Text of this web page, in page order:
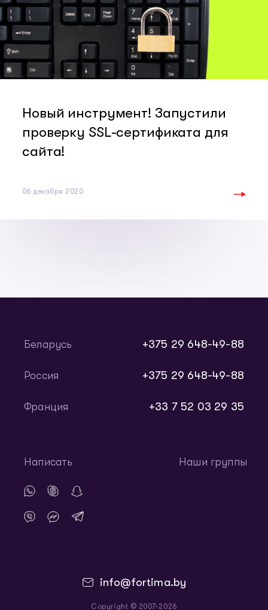
Новый инструмент! Запустили
проверку SSL-сертификата для
сайта!
06 декабря 2020
info@fortima.by
Copyright © 2007-2026
Беларусь +375 29 648-49-88
Россия +375 29 648-49-88
Франция +33 7 52 03 29 35
Написать Наши группы